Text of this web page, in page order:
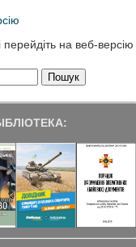
на веб-версію